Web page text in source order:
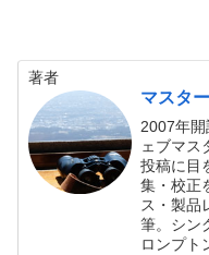
著者
マスター
2007年
ェブマス
投稿に目
集・校正
ス・製品
筆。シン
ロンプト